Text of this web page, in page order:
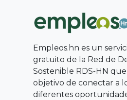
Empleos.hn es un
gratuito de la Red de
Sostenible RDS-HN
objetivo de conectar a
diferentes